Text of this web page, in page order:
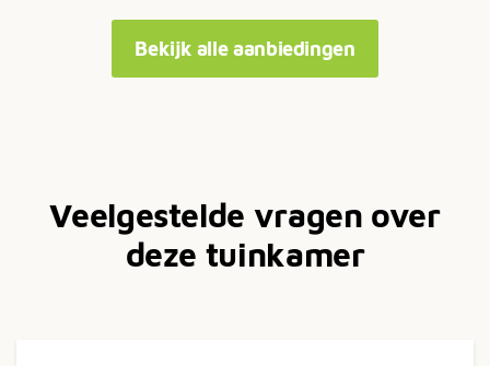
Bekijk alle aanbiedingen
Veelgestelde vragen over
deze tuinkamer